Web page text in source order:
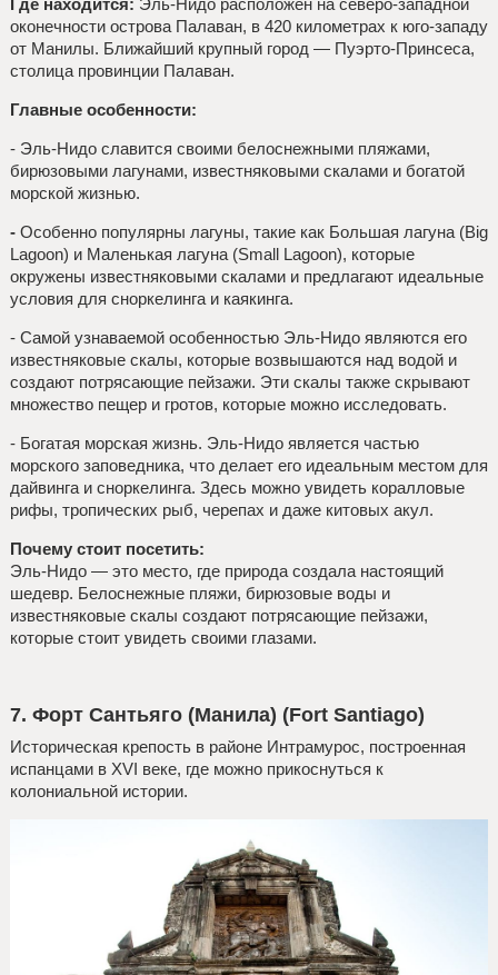
оконечности острова Палаван, в 420 километрах к юго-западу
от Манилы. Ближайший крупный город — Пуэрто-Принсеса,
столица провинции Палаван.
Главные особенности:
- Эль-Нидо славится своими белоснежными пляжами,
бирюзовыми лагунами, известняковыми скалами и богатой
морской жизнью.
- Особенно популярны лагуны, такие как Большая лагуна (Big
Lagoon) и Маленькая лагуна (Small Lagoon), которые
окружены известняковыми скалами и предлагают идеальные
условия для сноркелинга и каякинга.
- Самой узнаваемой особенностью Эль-Нидо являются его
известняковые скалы, которые возвышаются над водой и
создают потрясающие пейзажи. Эти скалы также скрывают
множество пещер и гротов, которые можно исследовать.
- Богатая морская жизнь. Эль-Нидо является частью
морского заповедника, что делает его идеальным местом для
дайвинга и сноркелинга. Здесь можно увидеть коралловые
рифы, тропических рыб, черепах и даже китовых акул.
Почему стоит посетить:
Эль-Нидо — это место, где природа создала настоящий
шедевр. Белоснежные пляжи, бирюзовые воды и
известняковые скалы создают потрясающие пейзажи,
которые стоит увидеть своими глазами.
7. Форт Сантьяго (Манила) (Fort Santiago)
Историческая крепость в районе Интрамурос, построенная
испанцами в XVI веке, где можно прикоснуться к
колониальной истории.